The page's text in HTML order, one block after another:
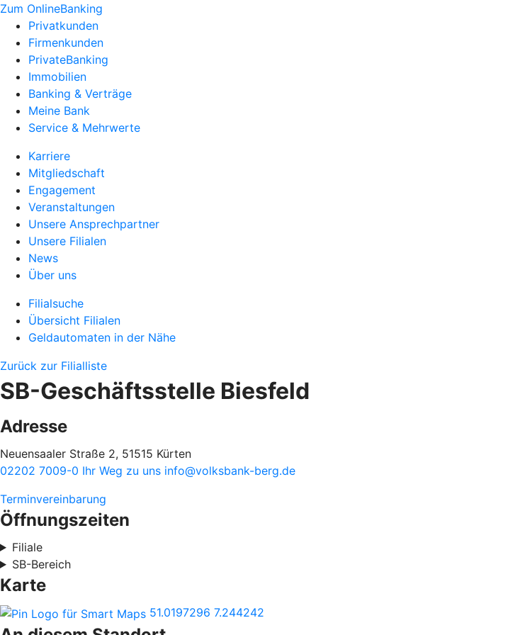
Zum OnlineBanking
Privatkunden
Firmenkunden
PrivateBanking
Immobilien
Banking & Verträge
Meine Bank
Service & Mehrwerte
Karriere
Mitgliedschaft
Engagement
Veranstaltungen
Unsere Ansprechpartner
Unsere Filialen
News
Über uns
Filialsuche
Übersicht Filialen
Geldautomaten in der Nähe
Zurück zur Filialliste
SB-Geschäftsstelle Biesfeld
Adresse
Neuensaaler Straße 2, 51515 Kürten
02202 7009-0 Ihr Weg zu uns info@volksbank-berg.de
Terminvereinbarung
Öffnungszeiten
Filiale
SB-Bereich
Karte
51.0197296 7.244242